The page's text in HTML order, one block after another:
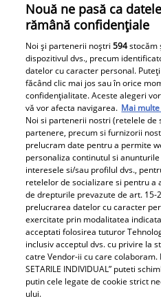
Andreea Esca,
fiului ei. Aris Eram
„Te-ai transformat
șarmant și înțelept”
Nouă ne pasă ca
rămână confidențiale
Noi și partenerii noștri594stocăm
dispozitivul dvs., precum
datelor cu caracter personal.
făcând clic mai jos sau în orice
confidențialitate. Aceste alegeri
vă vor afecta navigarea. Mai
Noi si partenerii nostri (retelele de
partenere, precum si furnizorii
prelucram date pentru a permite
personaliza continutul si
interesele si/sau profilul dvs.,
retelelor de socializare si pentru a
de drepturile prevazute de art. 15-
prelucrarea datelor cu caracter
exercitate prin modalitatea
acceptati folosirea tuturor
inclusiv acceptul dvs. cu privire la
catre Vendor-ii cu care colaboram.
SETARILE INDIVIDUAL” puteti
putin cele legate de cookie strict
ului.